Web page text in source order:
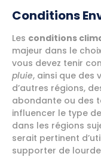
Conditions
Les conditions
majeur dans le
vous devez tenir
pluie, ainsi que des
d’autres régions,
abondante ou des
influencer le type
dans les régions
serait pertinent
supporter de